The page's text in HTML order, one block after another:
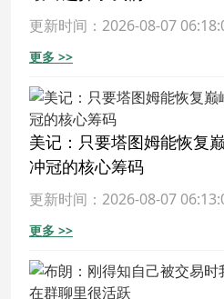
更新时间：2026-08-07
更多 >>
美记：只要塔图姆能恢复
冲冠的核心筹码
更新时间：2026-08-07
更多 >>